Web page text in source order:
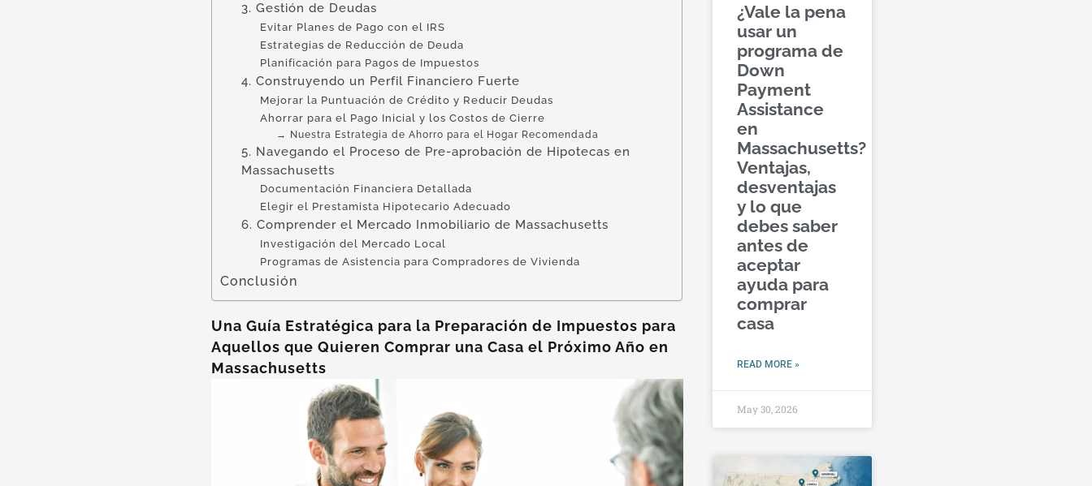
3. Gestión de Deudas
Evitar Planes de Pago con el IRS
Estrategias de Reducción de Deuda
Planificación para Pagos de Impuestos
4. Construyendo un Perfil Financiero Fuerte
Mejorar la Puntuación de Crédito y Reducir Deudas
Ahorrar para el Pago Inicial y los Costos de Cierre
→ Nuestra Estrategia de Ahorro para el Hogar Recomendada
5. Navegando el Proceso de Pre-aprobación de Hipotecas en
Massachusetts
Documentación Financiera Detallada
Elegir el Prestamista Hipotecario Adecuado
6. Comprender el Mercado Inmobiliario de Massachusetts
Investigación del Mercado Local
Programas de Asistencia para Compradores de Vivienda
Conclusión
Una Guía Estratégica para la Preparación de Impuestos para
Aquellos que Quieren Comprar una Casa el Próximo Año en
Massachusetts
¿Vale la pena
usar un
programa de
Down
Payment
Assistance
en
Massachusetts?
Ventajas,
desventajas
y lo que
debes saber
antes de
aceptar
ayuda para
comprar
casa
READ MORE »
May 30, 2026